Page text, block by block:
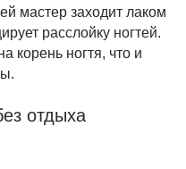
мастер заходит лаком
расслойку ногтей.
корень ногтя, что и
отдыха